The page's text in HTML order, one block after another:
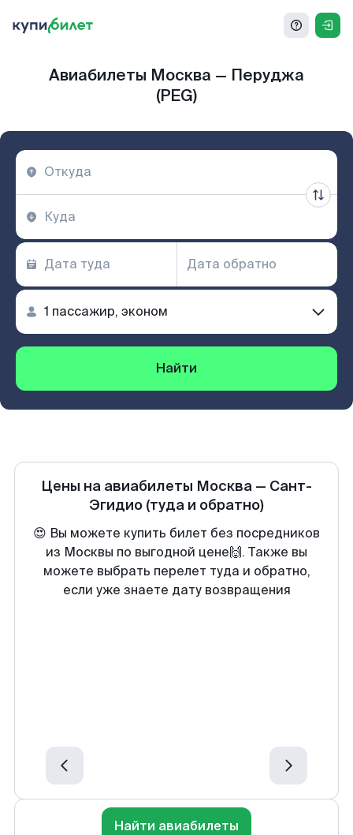
Авиабилеты Москва — Перуджа
(PEG)
Найти
Цены на авиабилеты Москва — Сант-
Эгидио (туда и обратно)
😍 Вы можете купить билет без посредников
из Москвы по выгодной цене🙌. Также вы
можете выбрать перелет туда и обратно,
если уже знаете дату возвращения
Найти авиабилеты